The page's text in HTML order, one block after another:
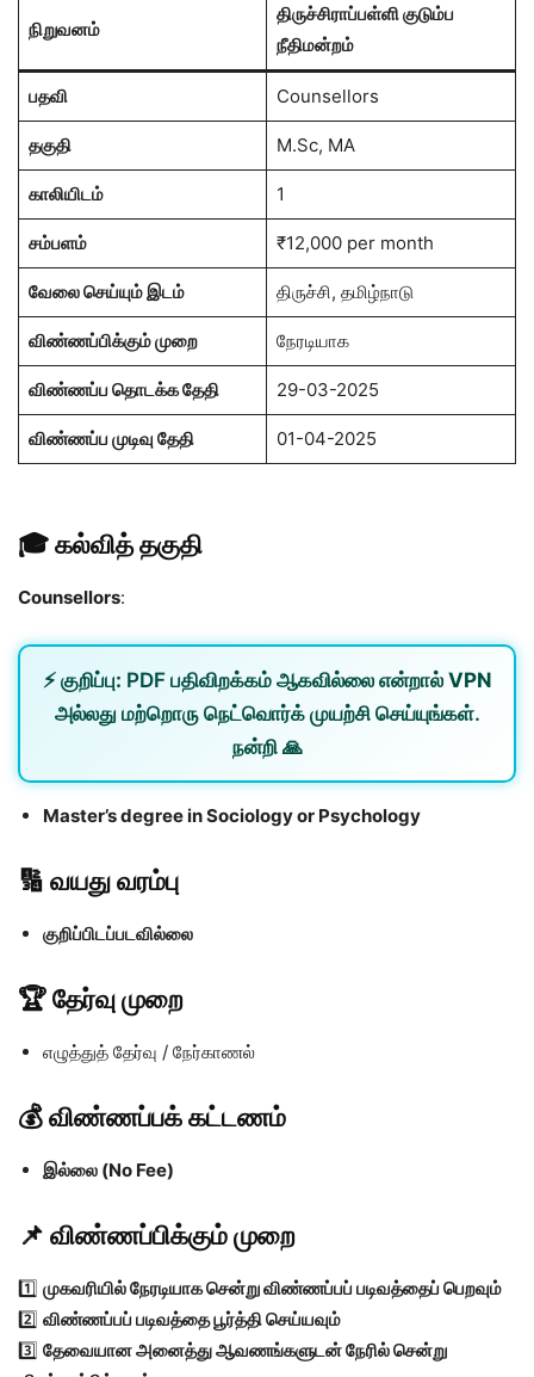
நிறுவனம்
திருச்சிராப்பள்ளி குடும்ப
நீதிமன்றம்
பதவி Counsellors
தகுதி M.Sc, MA
காலியிடம் 1
சம்பளம் ₹12,000 per month
வேலை செய்யும் இடம் திருச்சி, தமிழ்நாடு
விண்ணப்பிக்கும் முறை நேரடியாக
விண்ணப்ப தொடக்க தேதி 29-03-2025
விண்ணப்ப முடிவு தேதி 01-04-2025
🎓கல்வித் தகுதி
Counsellors:
⚡ குறிப்பு: PDF பதிவிறக்கம் ஆகவில்லை என்றால் VPN
அல்லது மற்றொரு நெட்வொர்க்முயற்சி செய்யுங்கள்.
நன்றி 🙏
Master’s degree in Sociology or Psychology
🔢 வயது வரம்பு
குறிப்பிடப்படவில்லை
🏆தேர்வு முறை
எழுத்துத் தேர்வு / நேர்காணல்
💰விண்ணப்பக் கட்டணம்
இல்லை (No Fee)
📌 விண்ணப்பிக்கும் முறை
1️⃣ முகவரியில் நேரடியாக சென்று விண்ணப்பப் படிவத்தைப் பெறவும்
2️⃣ விண்ணப்பப் படிவத்தை பூர்த்தி செய்யவும்
3️⃣ தேவையான அனைத்து ஆவணங்களுடன் நேரில் சென்று